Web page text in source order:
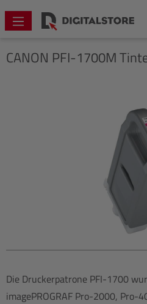
springen
CANON PFI-1700M
Die Druckerpatrone PFI-1700
imagePROGRAF Pro-2000, Pro-